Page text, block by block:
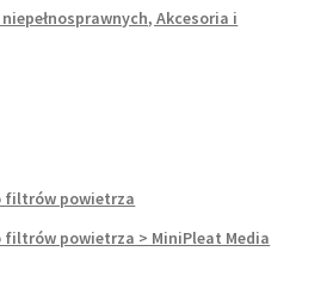
Akcesoria i
filtrów powietrza
filtrów powietrza > MiniPleat Media